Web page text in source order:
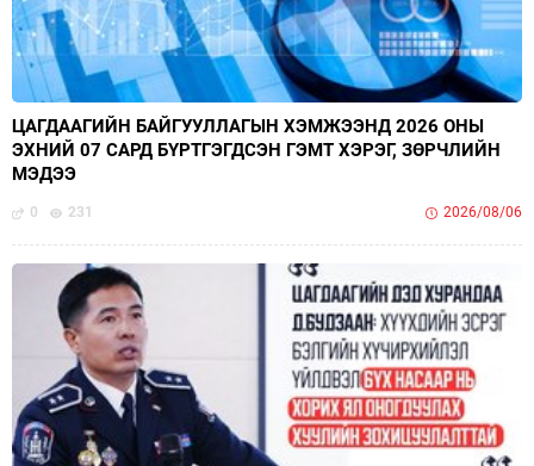
ЦАГДААГИЙН БАЙГУУЛЛАГЫН ХЭМЖЭЭНД 2026 ОНЫ
ЭХНИЙ 07 САРД БҮРТГЭГДСЭН ГЭМТ ХЭРЭГ, ЗӨРЧЛИЙН
МЭДЭЭ
0 231 2026/08/06